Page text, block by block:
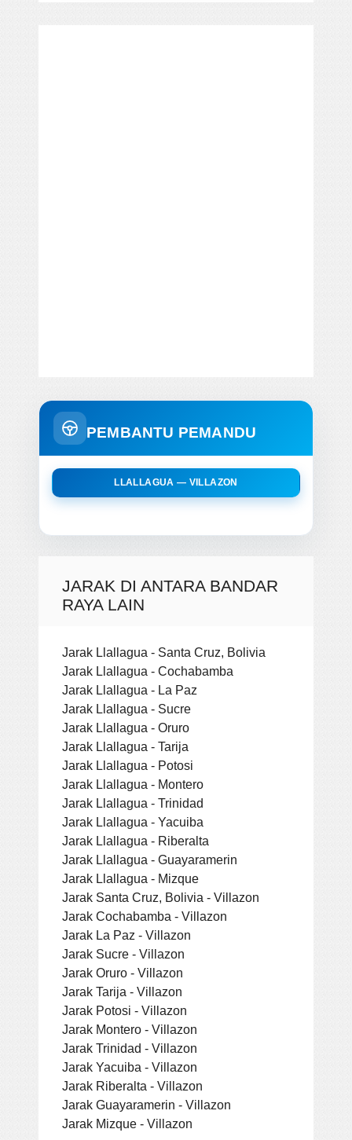
PEMBANTU PEMANDU
LLALLAGUA — VILLAZON
JARAK DI ANTARA BANDAR
RAYA LAIN
Jarak Llallagua - Santa Cruz, Bolivia
Jarak Llallagua - Cochabamba
Jarak Llallagua - La Paz
Jarak Llallagua - Sucre
Jarak Llallagua - Oruro
Jarak Llallagua - Tarija
Jarak Llallagua - Potosi
Jarak Llallagua - Montero
Jarak Llallagua - Trinidad
Jarak Llallagua - Yacuiba
Jarak Llallagua - Riberalta
Jarak Llallagua - Guayaramerin
Jarak Llallagua - Mizque
Jarak Santa Cruz, Bolivia - Villazon
Jarak Cochabamba - Villazon
Jarak La Paz - Villazon
Jarak Sucre - Villazon
Jarak Oruro - Villazon
Jarak Tarija - Villazon
Jarak Potosi - Villazon
Jarak Montero - Villazon
Jarak Trinidad - Villazon
Jarak Yacuiba - Villazon
Jarak Riberalta - Villazon
Jarak Guayaramerin - Villazon
Jarak Mizque - Villazon